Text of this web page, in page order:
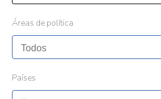
Áreas de política
Países